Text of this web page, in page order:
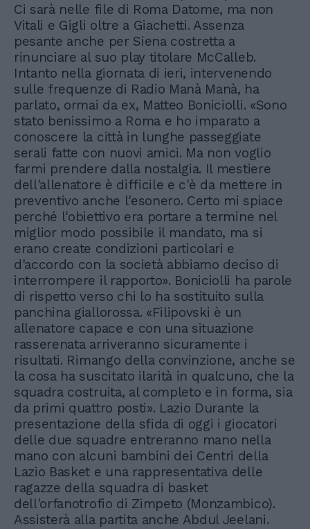
Ci sarà nelle file di Roma Datome, ma non
Vitali e Gigli oltre a Giachetti. Assenza
pesante anche per Siena costretta a
rinunciare al suo play titolare McCalleb.
Intanto nella giornata di ieri, intervenendo
sulle frequenze di Radio Manà Manà, ha
parlato, ormai da ex, Matteo Boniciolli. «Sono
stato benissimo a Roma e ho imparato a
conoscere la città in lunghe passeggiate
serali fatte con nuovi amici. Ma non voglio
farmi prendere dalla nostalgia. Il mestiere
dell'allenatore è difficile e c'è da mettere in
preventivo anche l'esonero. Certo mi spiace
perché l'obiettivo era portare a termine nel
miglior modo possibile il mandato, ma si
erano create condizioni particolari e
d'accordo con la società abbiamo deciso di
interrompere il rapporto». Boniciolli ha parole
di rispetto verso chi lo ha sostituito sulla
panchina giallorossa. «Filipovski è un
allenatore capace e con una situazione
rasserenata arriveranno sicuramente i
risultati. Rimango della convinzione, anche se
la cosa ha suscitato ilarità in qualcuno, che la
squadra costruita, al completo e in forma, sia
da primi quattro posti». Lazio Durante la
presentazione della sfida di oggi i giocatori
delle due squadre entreranno mano nella
mano con alcuni bambini dei Centri della
Lazio Basket e una rappresentativa delle
ragazze della squadra di basket
dell'orfanotrofio di Zimpeto (Monzambico).
Assisterà alla partita anche Abdul Jeelani.